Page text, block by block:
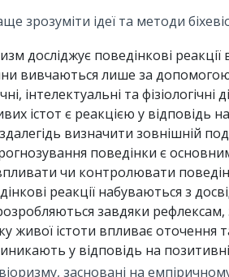
зрозуміти ідеї та методи
досліджує поведінкові реакції
вивчаються лише за
інтелектуальні та
істот є реакцією у відповідь
визначити зовнішній
поведінки є
чи контролювати
реакції набуваються з
завдяки
живої істоти впливає оточення
у відповідь на
засновані на